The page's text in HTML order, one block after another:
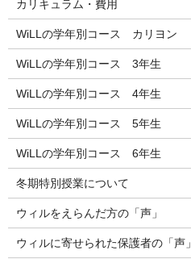
カリキュラム・費用
WiLLの学年別コース カリヨン
WiLLの学年別コース 3年生
WiLLの学年別コース 4年生
WiLLの学年別コース 5年生
WiLLの学年別コース 6年生
冬期特別授業について
ウィルをえらんだ方の「声」
ウィルに寄せられた保護者の「声」